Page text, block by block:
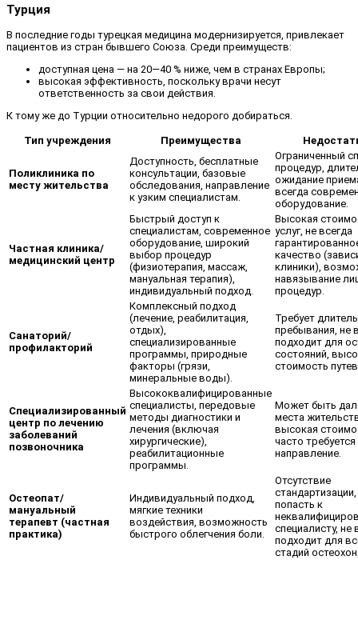
Турция
В последние годы турецкая медицина модернизируется, привлекает
пациентов из стран бывшего Союза. Среди преимуществ:
доступная цена — на 20—40 % ниже, чем в странах Европы;
высокая эффективность, поскольку врачи несут
ответственность за свои действия.
К тому же до Турции относительно недорого добираться.
Тип учреждения Преимущества
Поликлиника по
месту жительства
Доступность, бесплатные
консультации, базовые
обследования, направление
к узким специалистам.
Ограниченный
процедур,
ожидание
всегда
оборудование.
Частная клиника/
медицинский центр
Быстрый доступ к
специалистам, современное
оборудование, широкий
выбор процедур
(физиотерапия, массаж,
мануальная терапия),
индивидуальный подход.
Высокая
услуг, не всегда
качество
клиники),
навязывание
процедур.
Санаторий/
профилакторий
Комплексный подход
(лечение, реабилитация,
отдых),
специализированные
программы, природные
факторы (грязи,
минеральные воды).
Требует
пребывания, не
подходит для
состояний,
стоимость
Специализированный
центр по лечению
заболеваний
позвоночника
Высококвалифицированные
специалисты, передовые
методы диагностики и
лечения (включая
хирургические),
реабилитационные
программы.
Может быть
места
высокая
часто требуется
направление.
Остеопат/
мануальный
терапевт (частная
практика)
Индивидуальный подход,
мягкие техники
воздействия, возможность
быстрого облегчения боли.
Отсутствие
попасть к
специалисту, не
подходит для
стадий